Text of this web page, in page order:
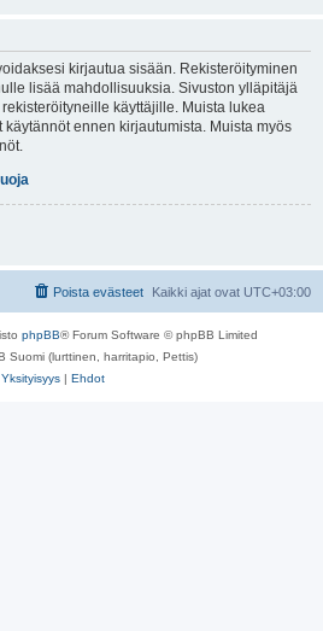
kirjautua sisään. Rekisteröityminen
lisää mahdollisuuksia. Sivuston ylläpitäjä
käyttäjille. Muista lukea
ennen kirjautumista. Muista myös
Kaikki ajat ovat UTC+03:00
Poista evästeet
phpBB® Forum Software © phpBB Limited
Suomi (lurttinen, harritapio, Pettis)
Yksityisyys | Ehdot